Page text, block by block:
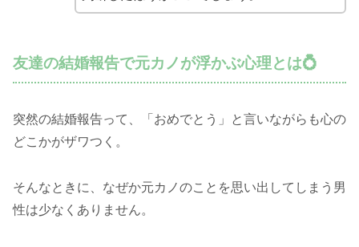
友達の結婚報告で元カノが浮かぶ心理とは💍
突然の結婚報告って、「おめでとう」と言いながらも心の
どこかがザワつく。
そんなときに、なぜか元カノのことを思い出してしまう男
性は少なくありません。